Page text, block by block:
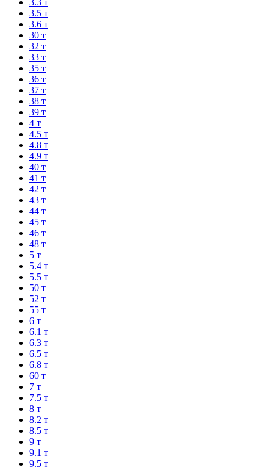
3.3 т
3.5 т
3.6 т
30 т
32 т
33 т
35 т
36 т
37 т
38 т
39 т
4 т
4.5 т
4.8 т
4.9 т
40 т
41 т
42 т
43 т
44 т
45 т
46 т
48 т
5 т
5.4 т
5.5 т
50 т
52 т
55 т
6 т
6.1 т
6.3 т
6.5 т
6.8 т
60 т
7 т
7.5 т
8 т
8.2 т
8.5 т
9 т
9.1 т
9.5 т